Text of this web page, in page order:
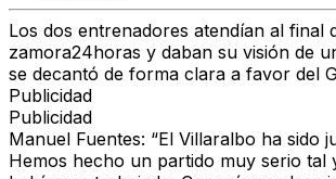
Los dos entrenadores atendían al final
zamora24horas y daban su visión de
se decantó de forma clara a favor del
Publicidad
Publicidad
Manuel Fuentes: “El Villaralbo ha sido
Hemos hecho un partido muy serio tal